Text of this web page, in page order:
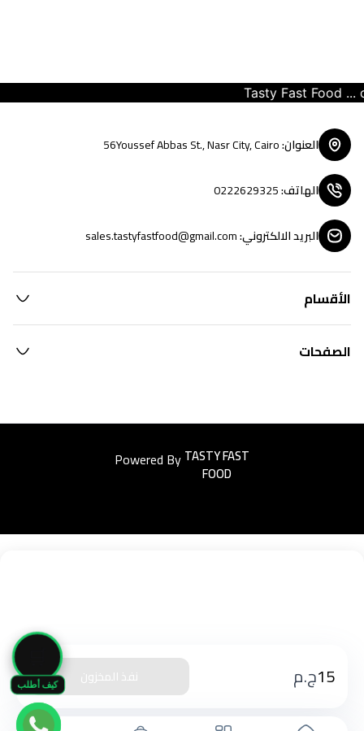
كيف أطلب 15ج.م نفذ المخزون
Tasty Fast Food ...
العنوان:
56Youssef Abbas St., Nasr City, Cairo
الهاتف:
0222629325
البريد الالكتروني:
sales.tastyfastfood@gmail.com
الأقسام
الصفحات
Powered ByEasyorders